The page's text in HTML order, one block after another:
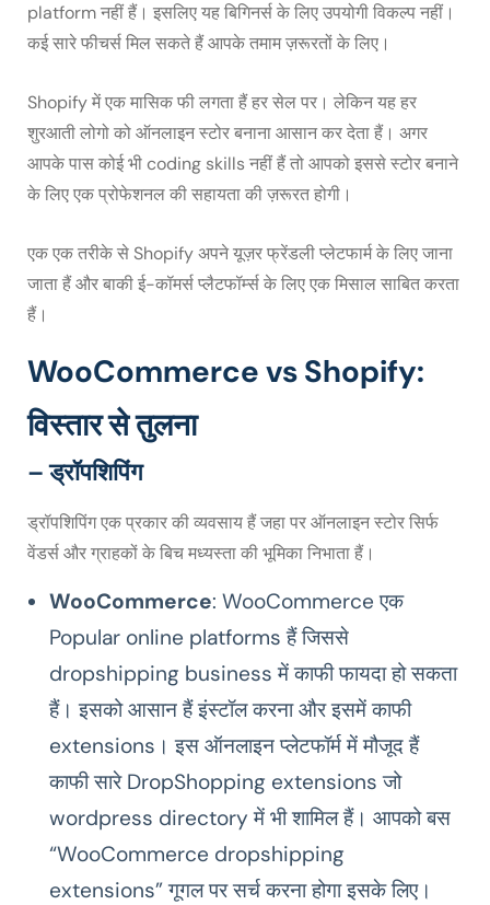
platform नहीं हैं। इसलिए यह बिगिनर्स के लिए उपयोगी विकल्प नहीं।
कई सारे फीचर्स मिल सकते हैं आपके तमाम ज़रूरतों के लिए।
Shopify में एक मासिक फी लगता हैं हर सेल पर। लेकिन यह हर
शुरआती लोगो को ऑनलाइन स्टोर बनाना आसान कर देता हैं। अगर
आपके पास कोई भी coding skills नहीं हैं तो आपको इससे स्टोर बनाने
के लिए एक प्रोफेशनल की सहायता की ज़रूरत होगी।
एक एक तरीके से Shopify अपने यूज़र फ्रेंडली प्लेटफार्म के लिए जाना
जाता हैं और बाकी ई-कॉमर्स प्लैटफॉर्म्स के लिए एक मिसाल साबित करता
हैं।
WooCommerce vs Shopify:
विस्तार से तुलना
– ड्रॉपशिपिंग
ड्रॉपशिपिंग एक प्रकार की व्यवसाय हैं जहा पर ऑनलाइन स्टोर सिर्फ
वेंडर्स और ग्राहकों के बिच मध्यस्ता की भूमिका निभाता हैं।
WooCommerce: WooCommerce एक
Popular online platforms हैं जिससे
dropshipping business में काफी फायदा हो सकता
हैं। इसको आसान हैं इंस्टॉल करना और इसमें काफी
extensions। इस ऑनलाइन प्लेटफॉर्म में मौजूद हैं
काफी सारे DropShopping extensions जो
wordpress directory में भी शामिल हैं। आपको बस
“WooCommerce dropshipping
extensions” गूगल पर सर्च करना होगा इसके लिए।